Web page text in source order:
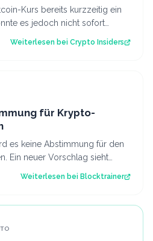
Kurs bereits kurzzeitig ein
es jedoch nicht sofort
Weiterlesen bei Crypto Insiders
für Krypto-
es keine Abstimmung für den
Ein neuer Vorschlag sieht
Kry…
Weiterlesen bei Blocktrainer